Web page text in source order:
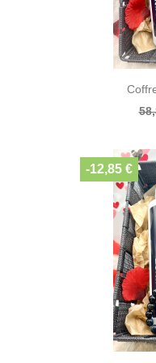
-12,85 €